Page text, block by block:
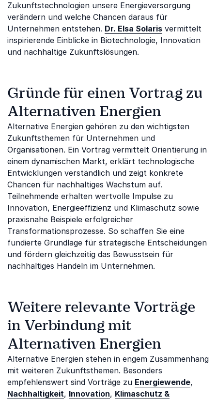
Zukunftstechnologien unsere Energieversorgung
verändern und welche Chancen daraus für
Unternehmen entstehen. Dr. Elsa Solaris vermittelt
inspirierende Einblicke in Biotechnologie, Innovation
und nachhaltige Zukunftslösungen.
Gründe für einen Vortrag zu
Alternativen Energien
Alternative Energien gehören zu den wichtigsten
Zukunftsthemen für Unternehmen und
Organisationen. Ein Vortrag vermittelt Orientierung in
einem dynamischen Markt, erklärt technologische
Entwicklungen verständlich und zeigt konkrete
Chancen für nachhaltiges Wachstum auf.
Teilnehmende erhalten wertvolle Impulse zu
Innovation, Energieeffizienz und Klimaschutz sowie
praxisnahe Beispiele erfolgreicher
Transformationsprozesse. So schaffen Sie eine
fundierte Grundlage für strategische Entscheidungen
und fördern gleichzeitig das Bewusstsein für
nachhaltiges Handeln im Unternehmen.
Weitere relevante Vorträge
in Verbindung mit
Alternativen Energien
Alternative Energien stehen in engem Zusammenhang
mit weiteren Zukunftsthemen. Besonders
empfehlenswert sind Vorträge zu Energiewende,
Nachhaltigkeit, Innovation, Klimaschutz &